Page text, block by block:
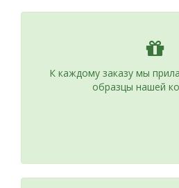
К каждому заказу мы
образцы нашей